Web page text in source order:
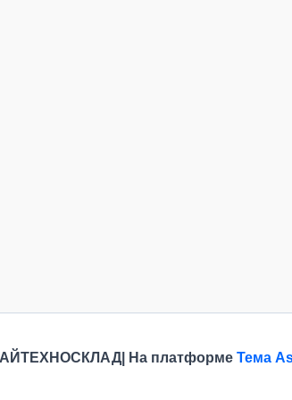
На платформе Тема